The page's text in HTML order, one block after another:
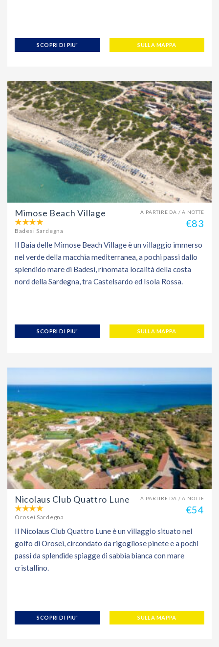
SCOPRI DI PIU' SULLA MAPPA
A PARTIRE DA / A NOTTE
€83
Mimose Beach Village
Badesi Sardegna
Il Baia delle Mimose Beach Village è un villaggio immerso
nel verde della macchia mediterranea, a pochi passi dallo
splendido mare di Badesi, rinomata località della costa
nord della Sardegna, tra Castelsardo ed Isola Rossa.
SCOPRI DI PIU' SULLA MAPPA
A PARTIRE DA / A NOTTE
€54
Nicolaus Club Quattro Lune
Orosei Sardegna
Il Nicolaus Club Quattro Lune è un villaggio situato nel
golfo di Orosei, circondato da rigogliose pinete e a pochi
passi da splendide spiagge di sabbia bianca con mare
cristallino.
SCOPRI DI PIU' SULLA MAPPA